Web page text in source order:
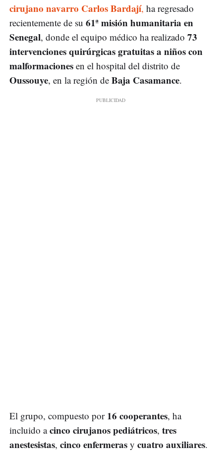
cirujano navarro Carlos Bardají, ha regresado
recientemente de su 61ª misión humanitaria en
Senegal, donde el equipo médico ha realizado 73
intervenciones quirúrgicas gratuitas a niños con
malformaciones en el hospital del distrito de
Oussouye, en la región de Baja Casamance.
El grupo, compuesto por 16 cooperantes, ha
incluido acinco cirujanos pediátricos, tres
anestesistas, cinco enfermeras y cuatro auxiliares.